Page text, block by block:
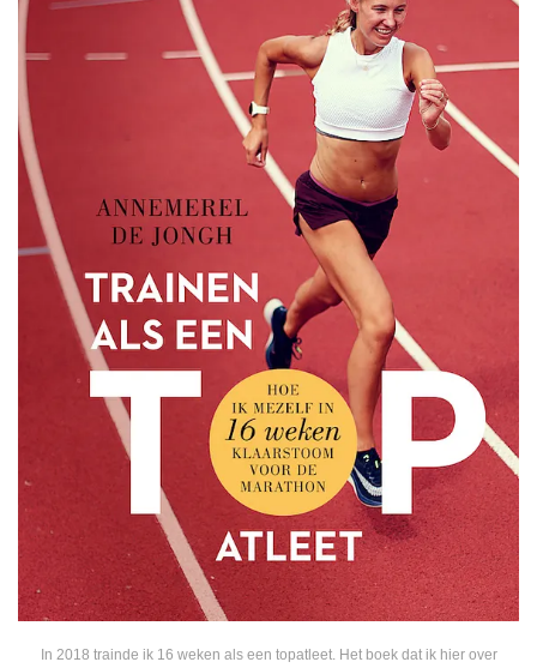
In 2018 trainde ik 16 weken als een topatleet. Het boek dat ik hier over